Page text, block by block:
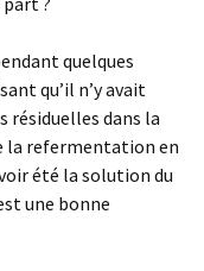
quelques
qu’il n’y avait
résiduelles dans la
la refermentation en
été la solution du
une bonne